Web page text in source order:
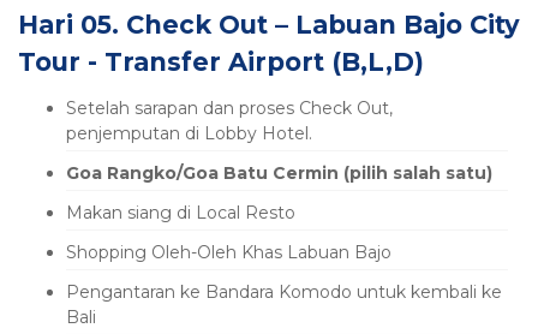
Hari 05. Check Out – Labuan Bajo City
Tour - Transfer Airport (B,L,D)
Setelah sarapan dan proses Check Out,
penjemputan di Lobby Hotel.
Goa Rangko/Goa Batu Cermin (pilih salah satu)
Makan siang di Local Resto
Shopping Oleh-Oleh Khas Labuan Bajo
Pengantaran ke Bandara Komodo untuk kembali ke
Bali